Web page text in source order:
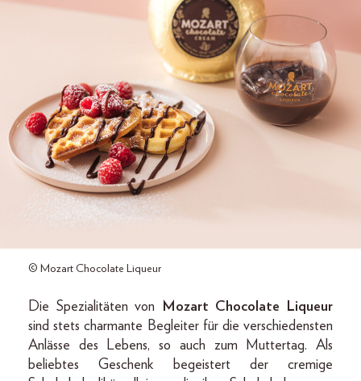
© Mozart Chocolate Liqueur
Die Spezialitäten von
Mozart Chocolate Liqueur
sind stets charmante Begleiter für die verschiedensten
Anlässe des Lebens, so auch zum Muttertag. Als
beliebtes Geschenk begeistert der cremige